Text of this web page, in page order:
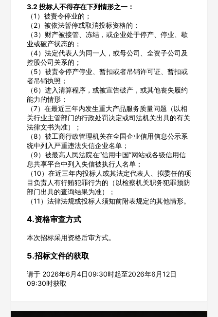
3.2 投标人不得存在下列情形之一：
（1）被责令停业的；
（2）被依法暂停或取消投标资格的；
（3）财产被接管、冻结，或企业处于停产、停业、歇
业或破产状态的；
（4）法定代表人为同一人，或母公司、全资子公司及
控股公司关系的；
（5）被责令停产停业、暂扣或者吊销许可证、暂扣或
者吊销执照；
（6）进入清算程序，或被宣告破产，或其他丧失履约
能力的情形；
（7）在最近三年内发生重大产品服务质量问题（以相
关行业主管部门的行政处罚决定或司法机关出具的有关
法律文书为准）；
（8）被工商行政管理机关在全国企业信用信息公示系
统中列入严重违法失信企业名单；
（9）被最高人民法院在“信用中国”网站或各级信用信
息共享平台中列入失信被执行人名单；
（10）在近三年内投标人或其法定代表人、拟委任的项
目负责人有行贿犯罪行为的（以检察机关职务犯罪预防
部门出具的查询结果为准）；
（11）法律法规或投标人须知前附表规定的其他情形。
4.资格审查方式
本次招标采用资格后审方式。
5.招标文件的获取
请于 2026年6月4日09:30时起至2026年6月12日
09:30时获取
公司所在地
请选择省市
经办人
联系方式
填写联系电话后会有服务中心的工作人员给您致电！
立即入驻